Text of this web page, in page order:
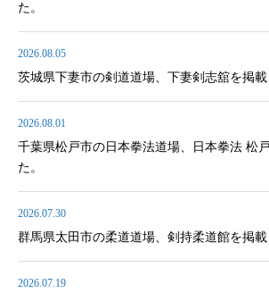
た。
2026.08.05
茨城県下妻市の剣道道場、下妻剣志舘を掲載
2026.08.01
千葉県松戸市の日本拳法道場、日本拳法 松
た。
2026.07.30
群馬県太田市の柔道道場、剣持柔道館を掲載
2026.07.19